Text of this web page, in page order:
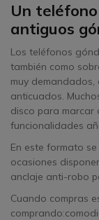
Un
antiguos
Los teléfonos
también como
muy
anticuados.
disco para marcar
funcionalidades
En este formato
ocasiones
anclaje anti-robo
Cuando compras